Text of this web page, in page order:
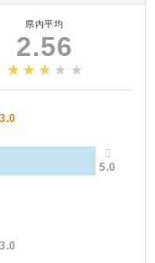
県内平均
2.56
3.0
5.0
3.0